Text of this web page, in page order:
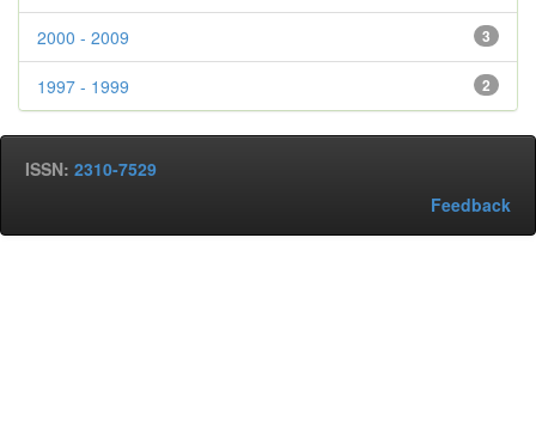
3
2000 - 2009
2
1997 - 1999
ISSN: 2310-7529
Feedback